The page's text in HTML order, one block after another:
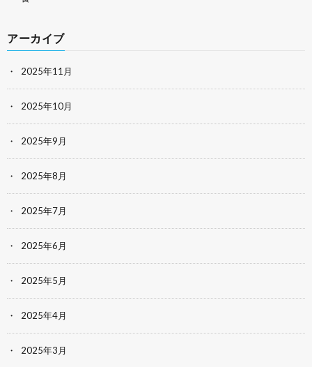
アーカイブ
2025年11月
2025年10月
2025年9月
2025年8月
2025年7月
2025年6月
2025年5月
2025年4月
2025年3月